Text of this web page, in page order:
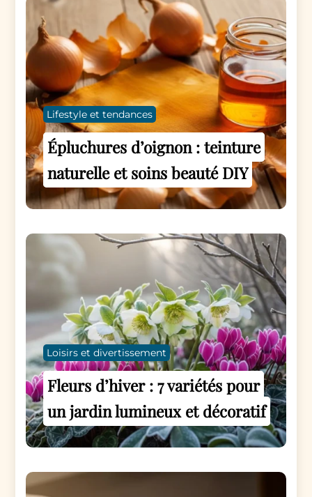
Lifestyle et tendances
Épluchures d’oignon : teinture
naturelle et soins beauté DIY
Loisirs et divertissement
Fleurs d’hiver : 7 variétés pour
un jardin lumineux et décoratif